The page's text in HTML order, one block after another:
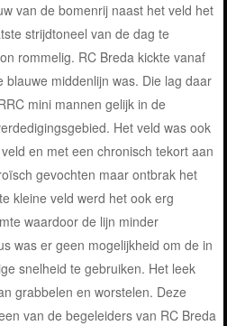
van de bomenrij naast het veld het
strijdtoneel van de dag te
rommelig. RC Breda kickte vanaf
blauwe middenlijn was. Die lag daar
mini mannen gelijk in de
Het veld was ook
en met een chronisch tekort aan
gevochten maar ontbrak het
kleine veld werd het ook erg
waardoor de lijn minder
was er geen mogelijkheid om de in
snelheid te gebruiken. Het leek
grabbelen en worstelen. Deze
van de begeleiders van RC Breda